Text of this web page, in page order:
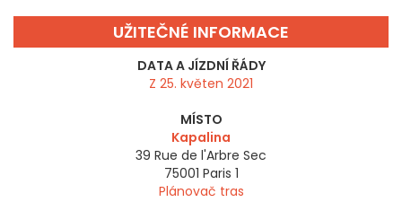
UŽITEČNÉ INFORMACE
DATA A JÍZDNÍ ŘÁDY
Z 25. květen 2021
MÍSTO
Kapalina
39 Rue de l'Arbre Sec
75001 Paris 1
Plánovač tras